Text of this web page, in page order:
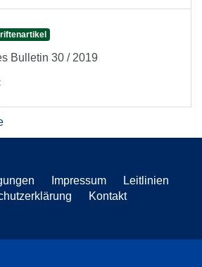
Bulletin 30 / 2019
Impressum
Leitlinien
Kontakt